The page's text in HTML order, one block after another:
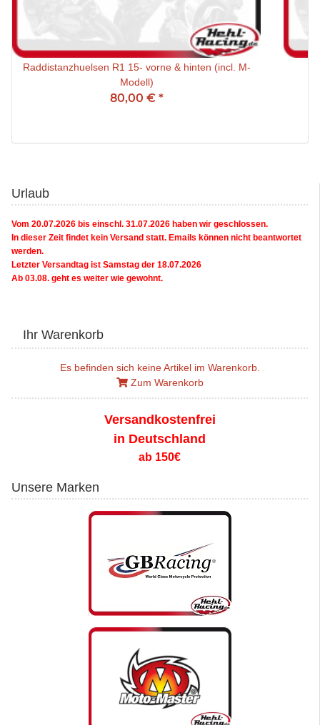
Raddistanzhuelsen R1 15- vorne & hinten (incl. M-
Modell)
80,00 € *
Urlaub
Vom 20.07.2026 bis einschl. 31.07.2026 haben wir geschlossen.
In dieser Zeit findet kein Versand statt. Emails können nicht beantwortet
werden.
Letzter Versandtag ist Samstag der 18.07.2026
Ab 03.08. geht es weiter wie gewohnt.
Ihr Warenkorb
Es befinden sich keine Artikel im Warenkorb.
Zum Warenkorb
Versandkostenfrei
in Deutschland
ab 150€
Unsere Marken